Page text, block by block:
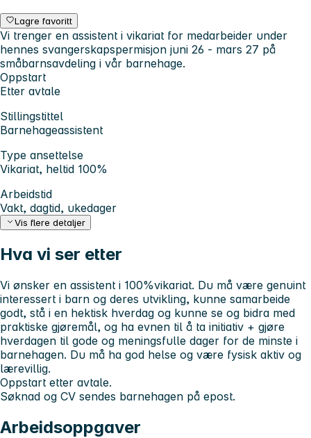
Lagre favoritt
Vi trenger en assistent i vikariat for medarbeider under
hennes svangerskapspermisjon juni 26 - mars 27 på
småbarnsavdeling i vår barnehage.
Oppstart
Etter avtale
Stillingstittel
Barnehageassistent
Type ansettelse
Vikariat, heltid 100%
Arbeidstid
Vakt, dagtid, ukedager
Vis flere detaljer
Hva vi ser etter
Vi ønsker en assistent i 100%vikariat. Du må være genuint
interessert i barn og deres utvikling, kunne samarbeide
godt, stå i en hektisk hverdag og kunne se og bidra med
praktiske gjøremål, og ha evnen til å ta initiativ + gjøre
hverdagen til gode og meningsfulle dager for de minste i
barnehagen. Du må ha god helse og være fysisk aktiv og
lærevillig.
Oppstart etter avtale.
Søknad og CV sendes barnehagen på epost.
Arbeidsoppgaver